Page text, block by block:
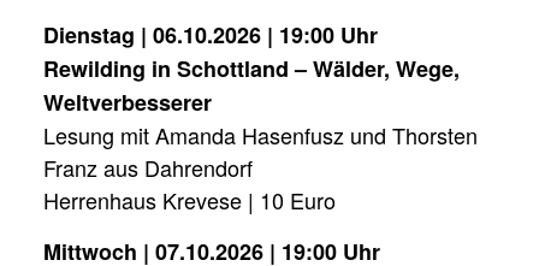
Dienstag | 06.10.2026 | 19:00 Uhr
Rewilding in Schottland – Wälder, Wege,
Weltverbesserer
Lesung mit Amanda Hasenfusz und Thorsten
Franz aus Dahrendorf
Herrenhaus Krevese | 10 Euro
Mittwoch | 07.10.2026 | 19:00 Uhr